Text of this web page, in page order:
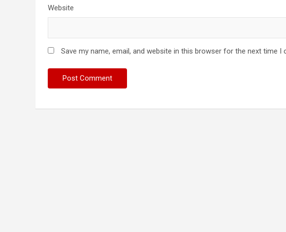
Website
Save my name, email, and website in this browser for the next time I